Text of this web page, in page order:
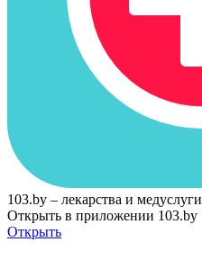
103.by – лекарства и медуслуги
Открыть в приложении 103.by
Открыть